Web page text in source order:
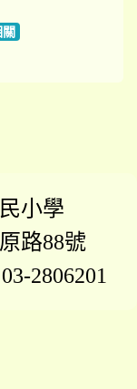
關
小學
路88號
2806201